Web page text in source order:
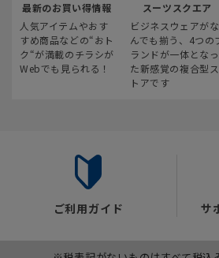
最新のお買い得情報
人気アイテムやおす
すめ商品などの“おト
ク“が満載のチラシが
Webでも見られる！
スーツスクエア
ビジネスウェアがな
んでも揃う、4つの
ランドが一体となっ
た新感覚の複合型ス
トアです
ご利用ガイド サ